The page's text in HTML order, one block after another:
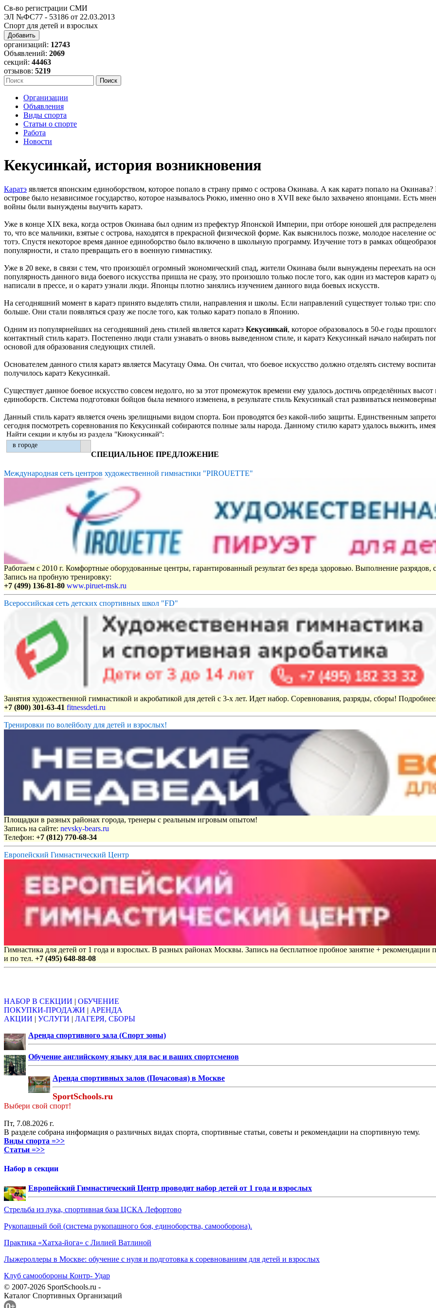
Св-во регистрации СМИ
ЭЛ №ФС77 - 53186 от 22.03.2013
Спорт для детей и взрослых
Добавить
организаций: 12743
Объявлений: 2069
секций: 44463
отзывов: 5219
Организации
Объявления
Виды спорта
Статьи о спорте
Работа
Новости
Кекусинкай, история возникновения
Каратэ является японским единоборством, которое попало в страну прямо с острова Окинава. А как каратэ попало на
острове было независимое государство, которое называлось Рюкю, именно оно в XVII веке было захвачено японцами. Есть
войны были вынуждены выучить каратэ.
Уже в конце XIX века, когда остров Окинава был одним из префектур Японской Империи, при отборе юношей для
то, что все мальчики, взятые с острова, находятся в прекрасной физической форме. Как выяснилось позже, молодое население
тотэ. Спустя некоторое время данное единоборство было включено в школьную программу. Изучение тотэ в рамках
популярности, и стало превращать его в военную гимнастику.
Уже в 20 веке, в связи с тем, что произошёл огромный экономический спад, жители Окинава были вынуждены переехать на
популярность данного вида боевого искусства пришла не сразу, это произошло только после того, как один из мастеров
написали в прессе, и о каратэ узнали люди. Японцы плотно занялись изучением данного вида боевых искусств.
На сегодняшний момент в каратэ принято выделять стили, направления и школы. Если направлений существует только три:
больше. Они стали появляться сразу же после того, как только каратэ попало в Японию.
Одним из популярнейших на сегодняшний день стилей является каратэ Кекусинкай, которое образовалось в 50-е годы
контактный стиль каратэ. Постепенно люди стали узнавать о вновь выведенном стиле, и каратэ Кекусинкай начало набирать
основой для образования следующих стилей.
Основателем данного стиля каратэ является Масутацу Ояма. Он считал, что боевое искусство должно отделять систему
получилось каратэ Кекусинкай.
Существует данное боевое искусство совсем недолго, но за этот промежуток времени ему удалось достичь определённых
единоборств. Система подготовки бойцов была немного изменена, в результате стиль Кекусинкай стал развиваться
Данный стиль каратэ является очень зрелищными видом спорта. Бои проводятся без какой-либо защиты. Единственным
сегодня посмотреть соревнования по Кекусинкай собираются полные залы народа. Данному стилю каратэ удалось выжить,
Найти секции и клубы из раздела "Киокусинкай":
в городе
СПЕЦИАЛЬНОЕ ПРЕДЛОЖЕНИЕ
Международная сеть центров художественной гимнастики "PIROUETTE"
Работаем с 2010 г. Комфортные оборудованные центры, гарантированный результат без вреда здоровью. Выполнение
Запись на пробную тренировку:
+7 (499) 136-81-80 www.piruet-msk.ru
Всероссийская сеть детских спортивных школ "FD"
Занятия художественной гимнастикой и акробатикой для детей с 3-х лет. Идет набор. Соревнования, разряды, сборы!
+7 (800) 301-63-41 fitnessdeti.ru
Тренировки по волейболу для детей и взрослых!
Площадки в разных районах города, тренеры с реальным игровым опытом!
Запись на сайте: nevsky-bears.ru
Телефон: +7 (812) 770-68-34
Европейский Гимнастический Центр
Гимнастика для детей от 1 года и взрослых. В разных районах Москвы. Запись на бесплатное пробное занятие + рекомендации
и по тел. +7 (495) 648-88-08
НАБОР В СЕКЦИИ | ОБУЧЕНИЕ
ПОКУПКИ-ПРОДАЖИ | АРЕНДА
АКЦИИ | УСЛУГИ | ЛАГЕРЯ, СБОРЫ
Аренда спортивного зала (Спорт зоны)
Обучение английскому языку для вас и ваших спортсменов
Аренда спортивных залов (Почасовая) в Москве
SportSchools.ru
Выбери свой спорт!
Пт, 7.08.2026 г.
В разделе собрана информация о различных видах спорта, спортивные статьи, советы и рекомендации на спортивную тему.
Виды спорта =>>
Статьи =>>
Набор в секции
Европейский Гимнастический Центр проводит набор детей от 1 года и взрослых
Стрельба из лука, спортивная база ЦСКА Лефортово
Рукопашный бой (система рукопашного боя, единоборства, самооборона).
Практика «Хатха-йога» с Лилией Ватлиной
Лыжероллеры в Москве: обучение с нуля и подготовка к соревнованиям для детей и взрослых
Клуб самообороны Контр- Удар
© 2007-2026 SportSchools.ru -
Каталог Спортивных Организаций